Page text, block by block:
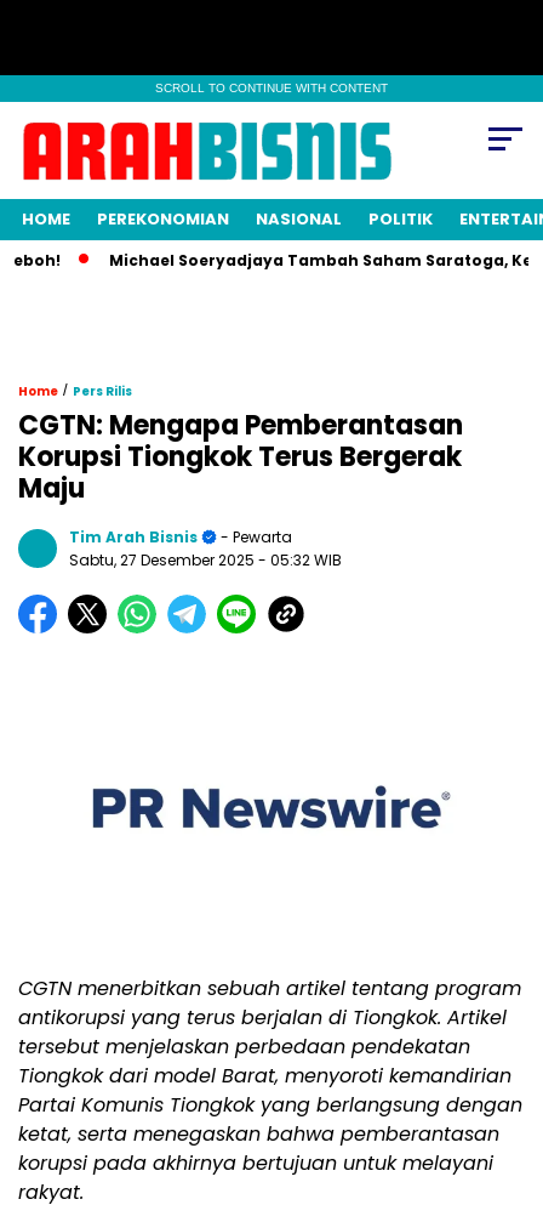
SCROLL TO CONTINUE WITH CONTENT
HOME PEREKONOMIAN NASIONAL POLITIK
Michael Soeryadjaya Tambah Saham Saratoga,
Home / Pers Rilis
CGTN: Mengapa Pemberantasan
Korupsi Tiongkok Terus Bergerak
Maju
Tim Arah Bisnis
- Pewarta
Sabtu, 27 Desember 2025 - 05:32 WIB
CGTN menerbitkan sebuah artikel tentang program
antikorupsi yang terus berjalan di Tiongkok. Artikel
tersebut menjelaskan perbedaan pendekatan
Tiongkok dari model Barat, menyoroti kemandirian
Partai Komunis Tiongkok yang berlangsung dengan
ketat, serta menegaskan bahwa pemberantasan
korupsi pada akhirnya bertujuan untuk melayani
rakyat.